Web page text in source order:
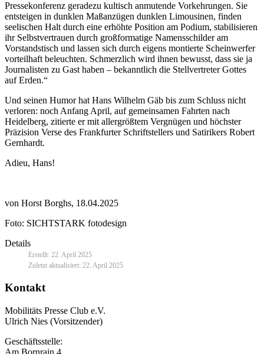
Pressekonferenz geradezu kultisch anmutende Vorkehrungen. Sie
entsteigen in dunklen Maßanzügen dunklen Limousinen, finden
seelischen Halt durch eine erhöhte Position am Podium, stabilisieren
ihr Selbstvertrauen durch großformatige Namensschilder am
Vorstandstisch und lassen sich durch eigens montierte Scheinwerfer
vorteilhaft beleuchten. Schmerzlich wird ihnen bewusst, dass sie ja
Journalisten zu Gast haben – bekanntlich die Stellvertreter Gottes
auf Erden.“
Und seinen Humor hat Hans Wilhelm Gäb bis zum Schluss nicht
verloren: noch Anfang April, auf gemeinsamen Fahrten nach
Heidelberg, zitierte er mit allergrößtem Vergnügen und höchster
Präzision Verse des Frankfurter Schriftstellers und Satirikers Robert
Gernhardt.
Adieu, Hans!
von Horst Borghs, 18.04.2025
Foto: SICHTSTARK fotodesign
Details
Erstellt: 22. April 2025
Zuletzt aktualisiert: 22. April 2025
Kontakt
Mobilitäts Presse Club e.V.
Ulrich Nies (Vorsitzender)
Geschäftsstelle:
Am Bornrain 4